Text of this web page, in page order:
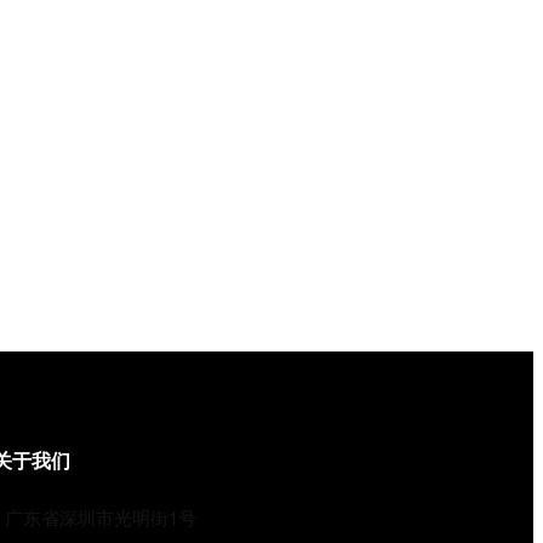
于我们
广东省深圳市光明街1号